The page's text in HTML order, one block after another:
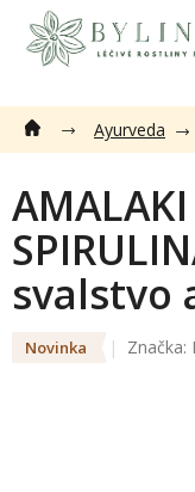
obsah
Ayurveda
svalstvo
Novinka Značka: